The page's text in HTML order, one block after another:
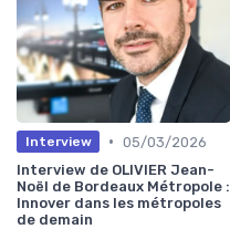
Interview • 05/03/2026
Interview de OLIVIER Jean-
Noël de Bordeaux Métropole :
Innover dans les métropoles
de demain